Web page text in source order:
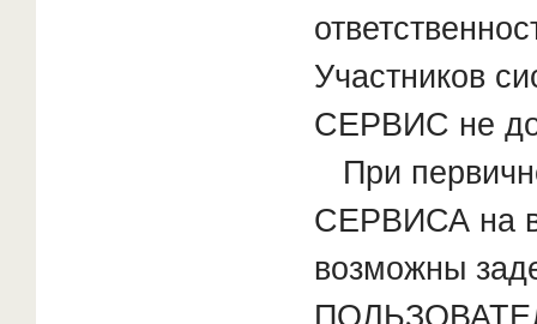
Участников
СЕРВИС не
При
СЕРВИСА на
возможны